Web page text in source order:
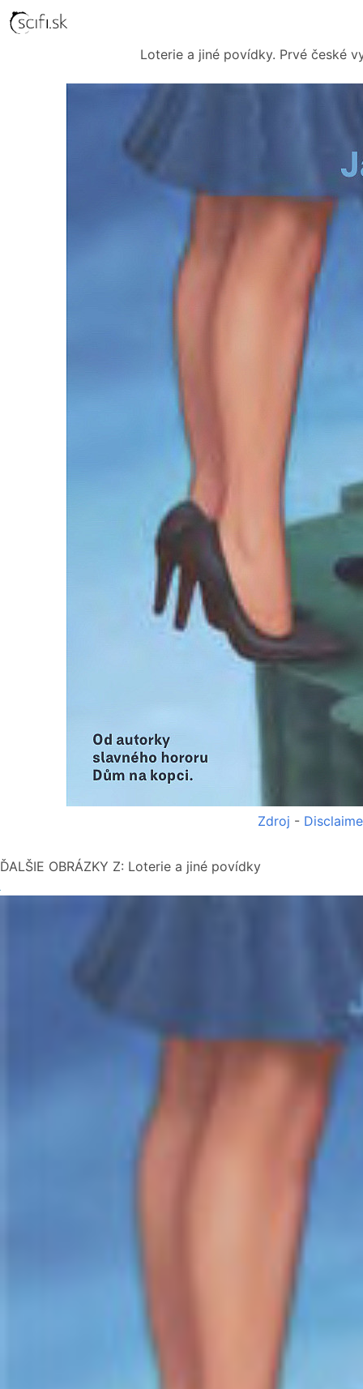
Loterie a jiné povídky. Prvé české
Zdroj -
ĎALŠIE OBRÁZKY Z: Loterie a jiné povídky